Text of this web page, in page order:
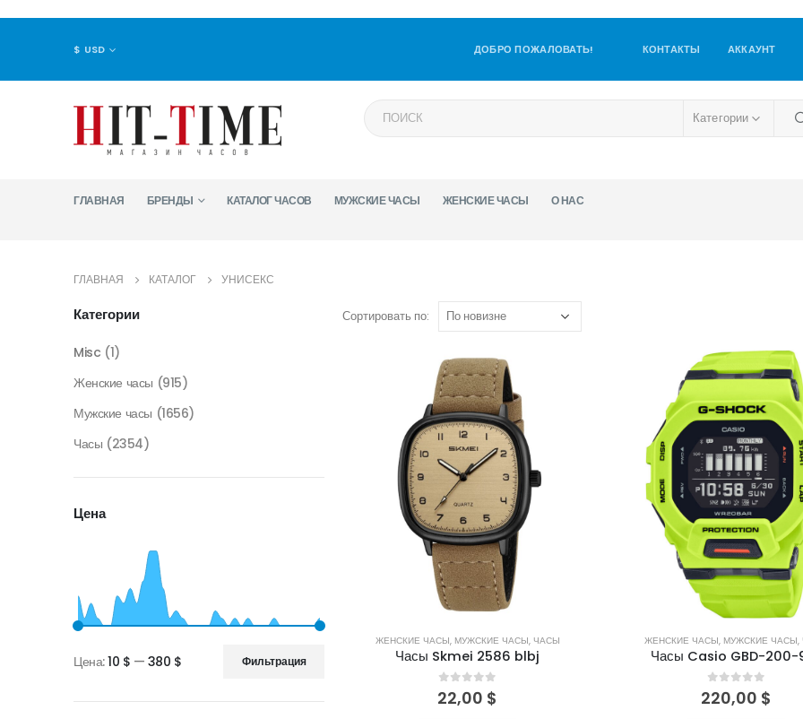
$ USD ДОБРО ПОЖАЛОВАТЬ! КОНТАКТЫ АККАУНТ
Категории
ГЛАВНАЯ БРЕНДЫ КАТАЛОГ ЧАСОВ МУЖСКИЕ ЧАСЫ ЖЕНСКИЕ ЧАСЫ О НАС
ГЛАВНАЯ КАТАЛОГ УНИСЕКС
Сортировать по:
ЖЕНСКИЕ ЧАСЫ, МУЖСКИЕ ЧАСЫ, ЧАСЫ
Часы Skmei 2586 blbj
0 out of 5
22,00 $
ЖЕНСКИЕ ЧАСЫ, МУЖСКИЕ ЧАСЫ,
Часы Casio GBD-200-
0out of 5
220,00 $
Категории
Misc (1)
Женские часы (915)
Мужские часы (1656)
Часы (2354)
Цена
Минимальная
цена
Максимальная
цена
Фильтрация
Цена:10 $ — 380 $